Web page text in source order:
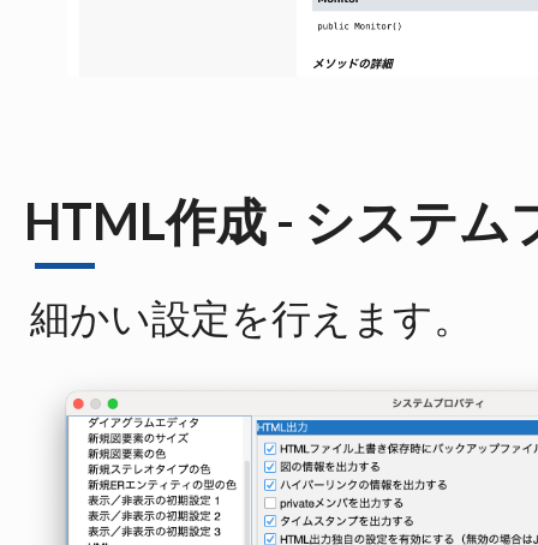
HTML作成 - システム
細かい設定を行えます。